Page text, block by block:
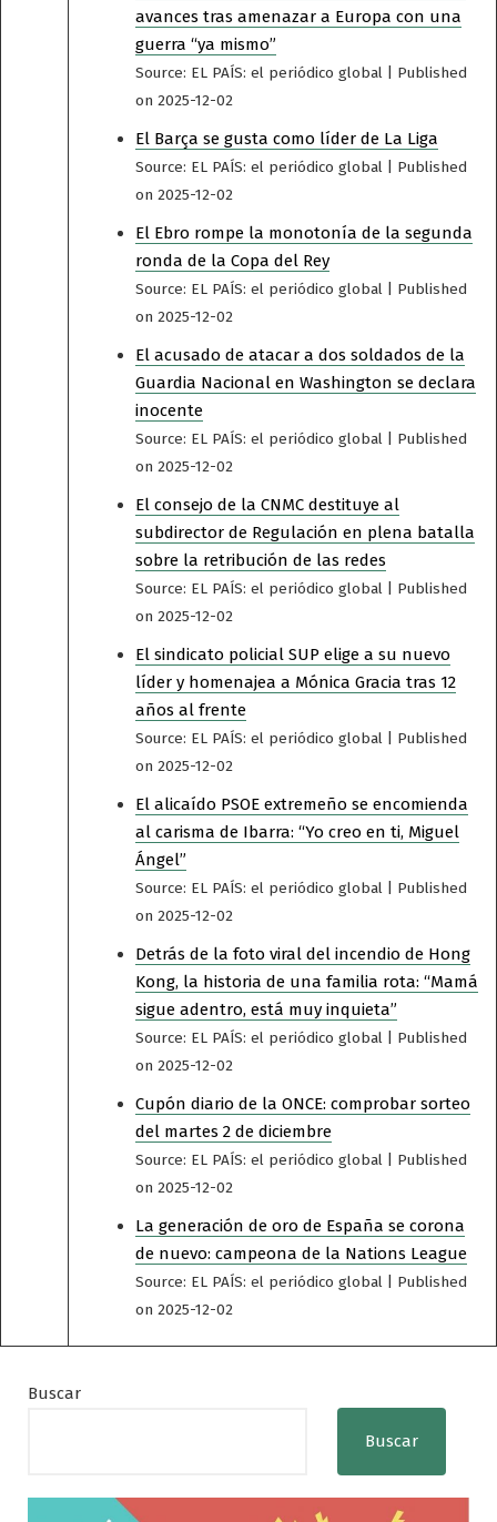
avances tras amenazar a Europa con una
guerra “ya mismo”
Source: EL PAÍS: el periódico global
Published
on 2025-12-02
El Barça se gusta como líder de La Liga
Source: EL PAÍS: el periódico global
Published
on 2025-12-02
El Ebro rompe la monotonía de la segunda
ronda de la Copa del Rey
Source: EL PAÍS: el periódico global
Published
on 2025-12-02
El acusado de atacar a dos soldados de la
Guardia Nacional en Washington se declara
inocente
Source: EL PAÍS: el periódico global
Published
on 2025-12-02
El consejo de la CNMC destituye al
subdirector de Regulación en plena batalla
sobre la retribución de las redes
Source: EL PAÍS: el periódico global
Published
on 2025-12-02
El sindicato policial SUP elige a su nuevo
líder y homenajea a Mónica Gracia tras 12
años al frente
Source: EL PAÍS: el periódico global
Published
on 2025-12-02
El alicaído PSOE extremeño se encomienda
al carisma de Ibarra: “Yo creo en ti, Miguel
Ángel”
Source: EL PAÍS: el periódico global
Published
on 2025-12-02
Detrás de la foto viral del incendio de Hong
Kong, la historia de una familia rota: “Mamá
sigue adentro, está muy inquieta”
Source: EL PAÍS: el periódico global
Published
on 2025-12-02
Cupón diario de la ONCE: comprobar sorteo
del martes 2 de diciembre
Source: EL PAÍS: el periódico global
Published
on 2025-12-02
La generación de oro de España se corona
de nuevo: campeona de la Nations League
Source: EL PAÍS: el periódico global
Published
on 2025-12-02
Buscar
Buscar